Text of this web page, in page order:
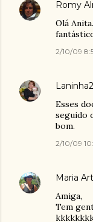
Romy
Olá
2/10/09
Esses
seguido
bom.
2/10/09
Maria
Amiga,
Tem